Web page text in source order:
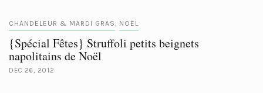
CHANDELEUR & MARDI GRAS, NOËL
{Spécial Fêtes} Struffoli petits beignets
napolitains de Noël
DEC 26, 2012